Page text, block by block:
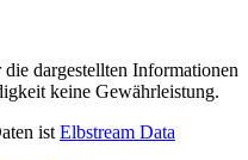
dargestellten Informationen
keine Gewährleistung.
ist Elbstream Data